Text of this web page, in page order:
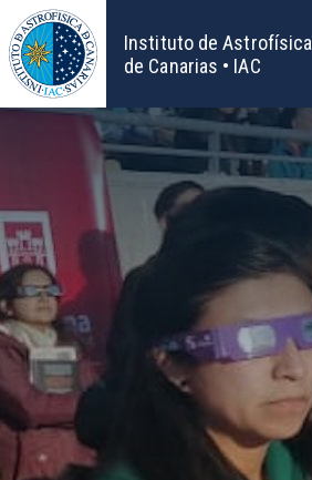
Pasar
al
contenido
principal
Instituto de Astrofísica
de Canarias • IAC